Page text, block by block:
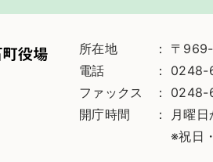
所在地
〒
電話
0248-
ファックス
0248-
開庁時間
月曜
※祝日